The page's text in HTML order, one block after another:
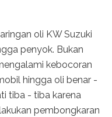
oli KW Suzuki
penyok. Bukan
kebocoran
hingga oli benar -
tiba - tiba karena
pembongkaran